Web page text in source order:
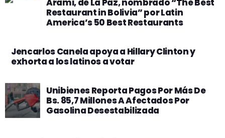
Arami, de La Paz, nombrado “The Best
Restaurant in Bolivia” por Latin
America’s 50 Best Restaurants
Jencarlos Canela apoya a Hillary Clinton y
exhorta a los latinos a votar
Unibienes Reporta Pagos Por Más De
Bs. 85,7 Millones A Afectados Por
Gasolina Desestabilizada